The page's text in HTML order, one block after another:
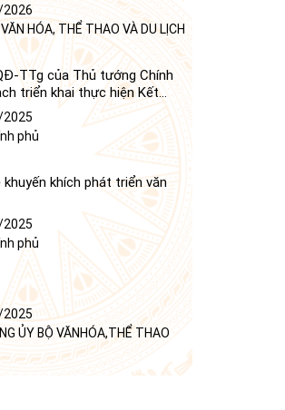
HÓA, THỂ THAO VÀ DU LỊCH
TTg của Thủ tướng Chính
triển khai thực hiện Kết
21 tháng 6 năm 2024 của
hiện Nghị quyết số 23-
6 năm 2008 của Bộ Chính trị
dựng và phát triển văn học,
mới"
phủ
khuyến khích phát triển văn
phủ
ỦY BỘ VĂNHÓA,THỂ THAO